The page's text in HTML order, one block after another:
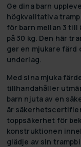
Ge dina barn
högkvalitativa
för barn mellan 3 till
på 30 kg. Den här
ger en mjukare färd
underlag.
Med sina mjuka
tillhandahåller
barn njuta av en
är
toppsäkerhet för
konstruktionen
glädje av sin